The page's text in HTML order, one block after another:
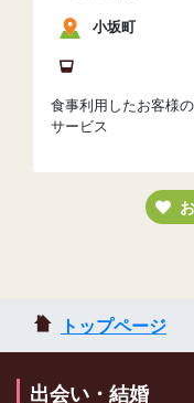
小坂町
食事利用したお客様
サービス
トップページ
出会い・結婚